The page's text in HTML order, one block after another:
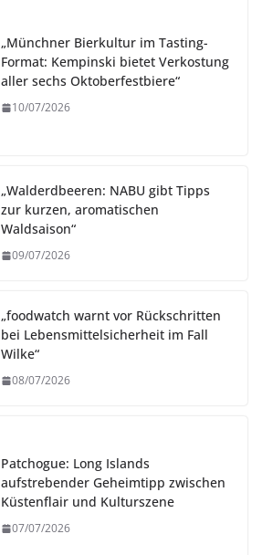
„Münchner Bierkultur im Tasting-
Format: Kempinski bietet Verkostung
aller sechs Oktoberfestbiere“
10/07/2026
„Walderdbeeren: NABU gibt Tipps
zur kurzen, aromatischen
Waldsaison“
09/07/2026
„foodwatch warnt vor Rückschritten
bei Lebensmittelsicherheit im Fall
Wilke“
08/07/2026
Patchogue: Long Islands
aufstrebender Geheimtipp zwischen
Küstenflair und Kulturszene
07/07/2026